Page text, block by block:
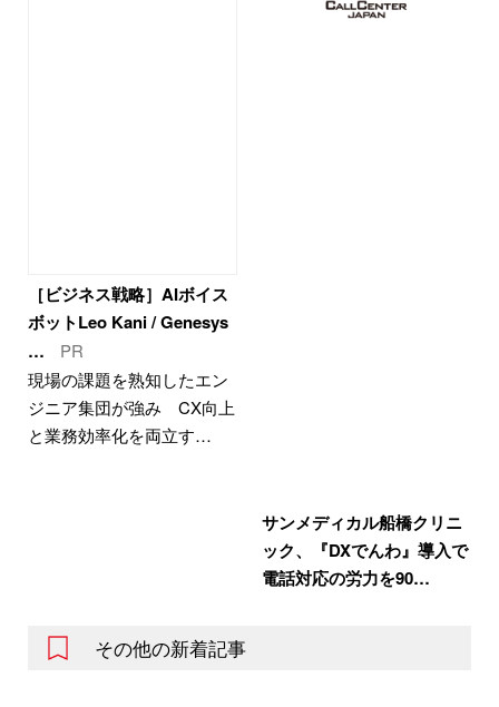
［ビジネス戦略］AIボイス
ボットLeo Kani / Genesys
…
PR
現場の課題を熟知したエン
ジニア集団が強み CX向上
と業務効率化を両立す…
サンメディカル船橋クリニ
ック、『DXでんわ』導入で
電話対応の労力を90…
その他の新着記事